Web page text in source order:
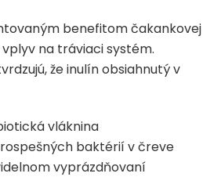
benefitom čakankovej
na tráviaci systém.
že inulín obsiahnutý v
vláknina
baktérií v čreve
vyprázdňovaní